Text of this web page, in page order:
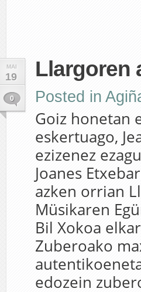
MAI
19
0
Llargoren
Posted in
Goiz honetan
eskertuago,
ezizenez
Joanes
azken orrian
Müsikaren
Bil Xokoa
Zuberoako
edozein